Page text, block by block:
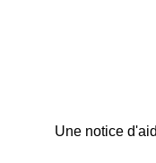
Une notice